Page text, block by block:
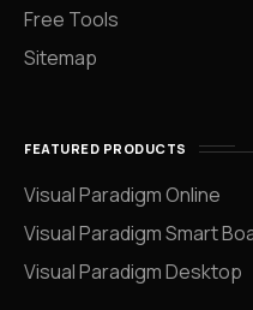
Free Tools
Sitemap
FEATURED PRODUCTS
Visual Paradigm Online
Visual Paradigm Smart
Visual Paradigm Desktop